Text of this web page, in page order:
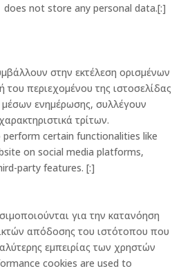
does not store any personal data.[:]
στην εκτέλεση ορισμένων
περιεχομένου της ιστοσελίδας
ενημέρωσης, συλλέγουν
τρίτων.
certain functionalities like
on social media platforms,
party features. [:]
για την κατανόηση
απόδοσης του ιστότοπου που
εμπειρίας των χρηστών
cookies are used to